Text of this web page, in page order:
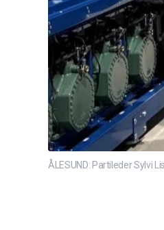
ÅLESUND: Partileder Sylvi